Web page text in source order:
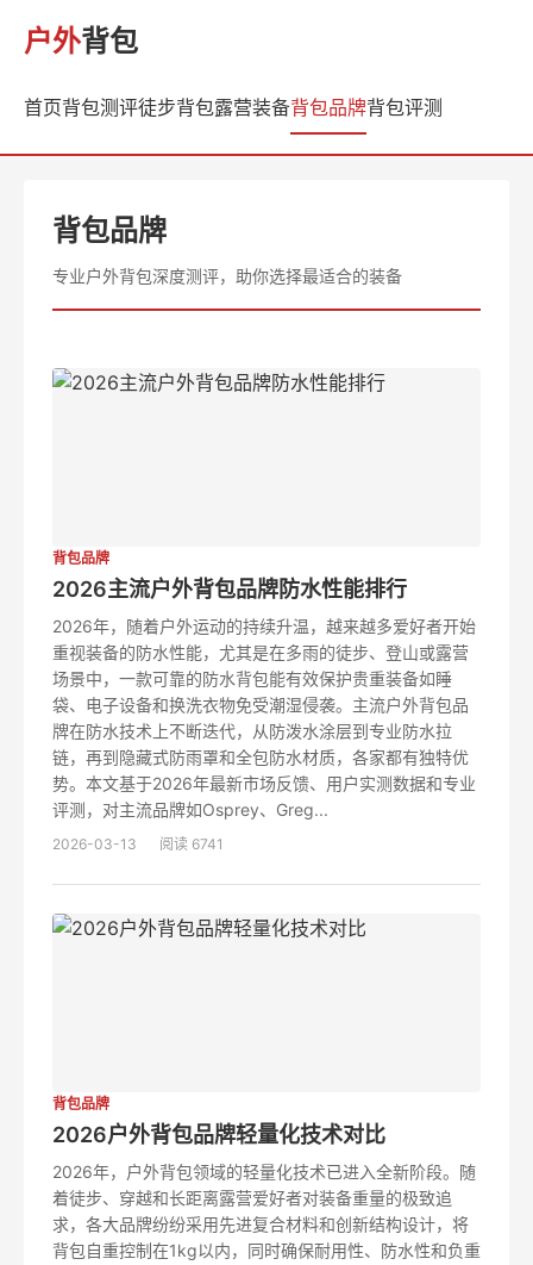
户外背包
首页背包测评徒步背包露营装备背包品牌背包评测
背包品牌
专业户外背包深度测评，助你选择最适合的装备
背包品牌
2026主流户外背包品牌防水性能排行
2026年，随着户外运动的持续升温，越来越多爱好者开始
重视装备的防水性能，尤其是在多雨的徒步、登山或露营
场景中，一款可靠的防水背包能有效保护贵重装备如睡
袋、电子设备和换洗衣物免受潮湿侵袭。主流户外背包品
牌在防水技术上不断迭代，从防泼水涂层到专业防水拉
链，再到隐藏式防雨罩和全包防水材质，各家都有独特优
势。本文基于2026年最新市场反馈、用户实测数据和专业
评测，对主流品牌如Osprey、Greg...
2026-03-13 阅读 6741
背包品牌
2026户外背包品牌轻量化技术对比
2026年，户外背包领域的轻量化技术已进入全新阶段。随
着徒步、穿越和长距离露营爱好者对装备重量的极致追
求，各大品牌纷纷采用先进复合材料和创新结构设计，将
背包自重控制在1kg以内，同时确保耐用性、防水性和负重